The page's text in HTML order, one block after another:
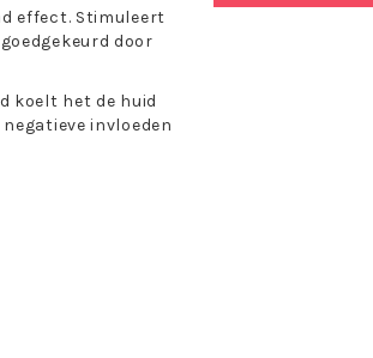
effect. Stimuleert
door
koelt het de huid
invloeden